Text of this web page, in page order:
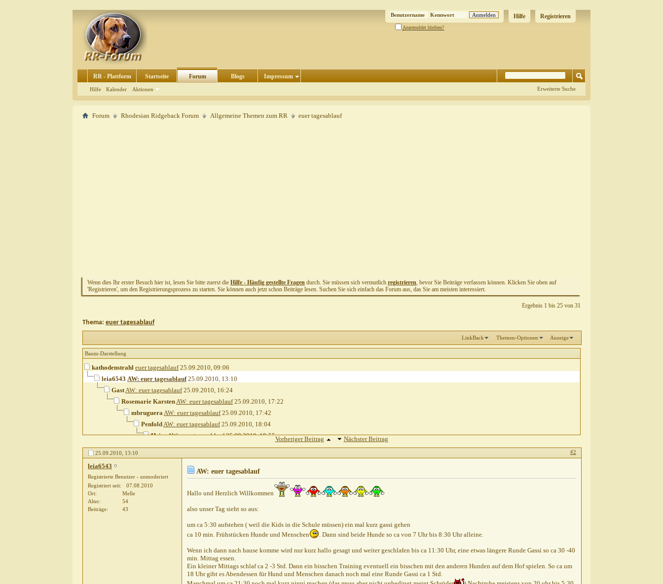
Registrieren
Hilfe
Angemeldet bleiben?
RR - Plattform Startseite Forum
Hilfe Kalender Aktionen
Blogs Impressum
Erweiterte Suche
Forum Rhodesian Ridgeback Forum Allgemeine Themen zum RR euer tagesablauf
Wenn dies Ihr erster Besuch hier ist, lesen Sie bitte zuerst die Hilfe - Häufig gestellte Fragen durch. Sie müssen sich vermutlich registrieren, bevor Sie Beiträge verfassen können. Klicken Sie oben auf
'Registrieren', um den Registrierungsprozess zu starten. Sie können auch jetzt schon Beiträge lesen. Suchen Sie sich einfach das Forum aus, das Sie am meisten interessiert.
Ergebnis 1 bis 25 von 31
Thema: euer tagesablauf
LinkBack Themen-Optionen Anzeige
Baum-Darstellung
kathodenstrahl euer tagesablauf25.09.2010, 09:06
leia6543 AW: euer tagesablauf25.09.2010, 13:10
GastAW: euer tagesablauf25.09.2010, 16:24
Rosemarie KarstenAW: euer tagesablauf25.09.2010, 17:22
mbrugueraAW: euer tagesablauf25.09.2010, 17:42
PenfoldAW: euer tagesablauf25.09.2010, 18:04
HeinsAW: euer tagesablauf25.09.2010,18:55
Weitere Beiträge folgen...
Vorheriger Beitrag Nächster Beitrag
25.09.2010, 13:10 #2
leia6543
Registrierte Benutzer - unmoderiert
Registriert seit
07.08.2010
Ort
Melle
Alter
54
Beiträge
43
AW: euer tagesablauf
Hallo und Herzlich Willkommen
also unser Tag sieht so aus:
um ca 5:30 aufstehen ( weil die Kids in die Schule müssen) ein mal kurz gassi gehen
ca 10 min. Frühstücken Hunde und Menschen
. Dann sind beide Hunde so ca von 7 Uhr bis 8:30 Uhr alleine.
Wenn ich dann nach hause komme wird nur kurz hallo gesagt und weiter geschlafen bis ca 11:30 Uhr, eine etwas längere Runde Gassi so ca 30 -40
min. Mittag essen.
Ein kleiner Mittags schlaf ca 2 -3 Std. Dann ein bisschen Training eventuell ein bisschen mit den anderen Hunden auf dem Hof spielen. So ca um
18 Uhr gibt es Abendessen für Hund und Menschen danach noch mal eine Runde Gassi ca 1 Std.